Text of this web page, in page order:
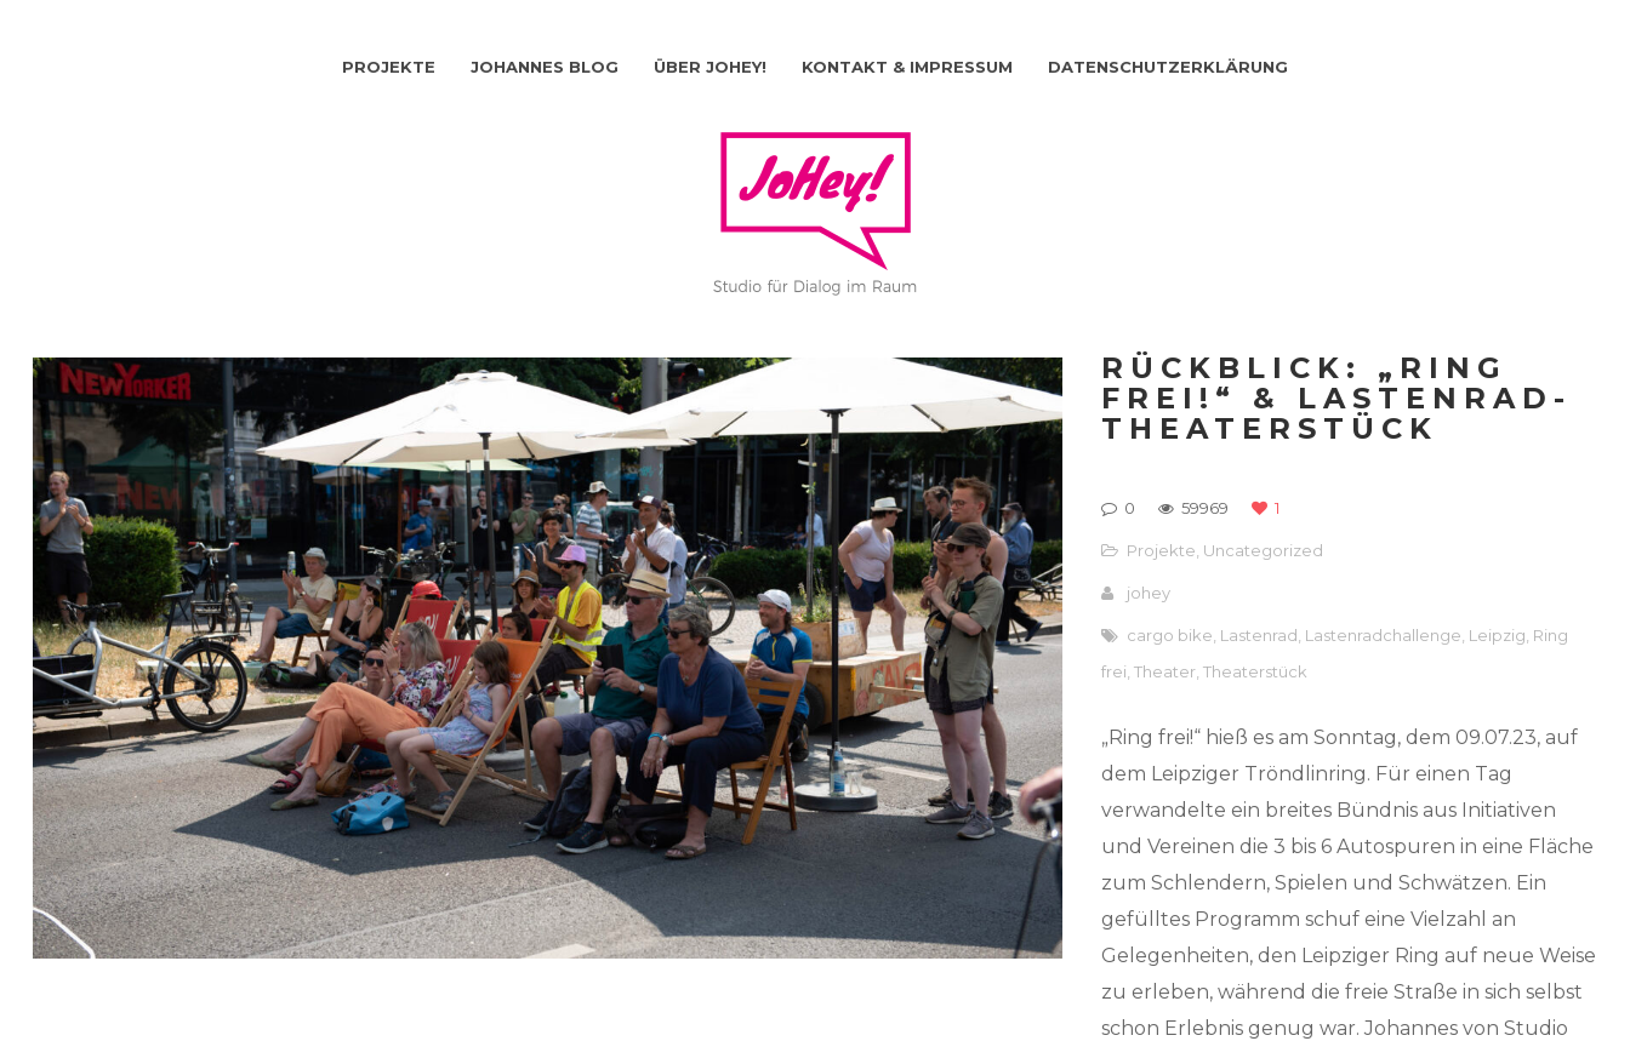
PROJEKTE JOHANNES BLOG ÜBER JOHEY! KONTAKT & IMPRESSUM DATENSCHUTZERKLÄRUNG
RÜCKBLICK: „RING
FREI!“ & LASTENRAD-
THEATERSTÜCK
0 59969 1
Projekte Uncategorized
johey
cargo bike Lastenrad Lastenradchallenge Leipzig Ring
frei ,Theater ,Theaterstück
„Ring frei!“ hieß es am Sonntag, dem 09.07.23, auf
dem Leipziger Tröndlinring. Für einen Tag
verwandelte ein breites Bündnis aus Initiativen
und Vereinen die 3 bis 6 Autospuren in eine Fläche
zum Schlendern, Spielen und Schwätzen. Ein
gefülltes Programm schuf eine Vielzahl an
Gelegenheiten, den Leipziger Ring auf neue Weise
zu erleben, während die freie Straße in sich selbst
schon Erlebnis genug war. Johannes von Studio